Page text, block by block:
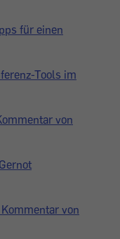
für einen
Tools im
von
von